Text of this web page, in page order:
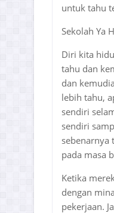
untuk tahu
Sekolah Ya
Diri kita
tahu dan
dan
lebih tahu,
sendiri
sendiri
sebenarnya
pada masa
Ketika
dengan
pekerjaan.